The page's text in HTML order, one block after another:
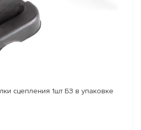
сцепления 1шт БЗ в упаковке